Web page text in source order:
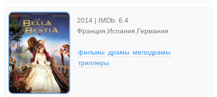
2014 | IMDb: 6.4
Франция,Испания,Германия
фильмы драмы мелодрамы
триллеры